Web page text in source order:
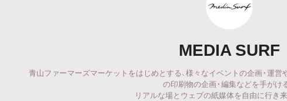
新着プロジェクト
Feature
カテゴリーから探す タグから探す キュレーターから探す
MEDIA SURF
青山ファーマーズマーケットをはじめとする、様々なイベントの企画・運営
の印刷物の企画・編集などを手がけ
リアルな場とウェブの紙媒体を自由に行き来